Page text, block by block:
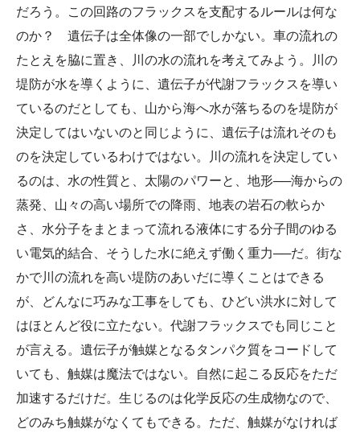
だろう。この回路のフラックスを支配するルールは何な
のか？ 遺伝子は全体像の一部でしかない。車の流れの
たとえを脇に置き、川の水の流れを考えてみよう。川の
堤防が水を導くように、遺伝子が代謝フラックスを導い
ているのだとしても、山から海へ水が落ちるのを堤防が
決定してはいないのと同じように、遺伝子は流れそのも
のを決定しているわけではない。川の流れを決定してい
るのは、水の性質と、太陽のパワーと、地形──海からの
蒸発、山々の高い場所での降雨、地表の岩石の軟らか
さ、水分子をまとまって流れる液体にする分子間のゆる
い電気的結合、そうした水に絶えず働く重力──だ。街な
かで川の流れを高い堤防のあいだに導くことはできる
が、どんなに巧みな工事をしても、ひどい洪水に対して
はほとんど役に立たない。代謝フラックスでも同じこと
が言える。遺伝子が触媒となるタンパク質をコードして
いても、触媒は魔法ではない。自然に起こる反応をただ
加速するだけだ。生じるのは化学反応の生成物なので、
どのみち触媒がなくてもできる。ただ、触媒がなければ